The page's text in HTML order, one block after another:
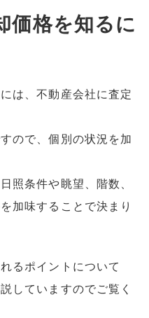
価格を知るに
は、不動産会社に査定
ので、個別の状況を加
照条件や眺望、階数、
加味することで決まり
るポイントについて
していますのでご覧く